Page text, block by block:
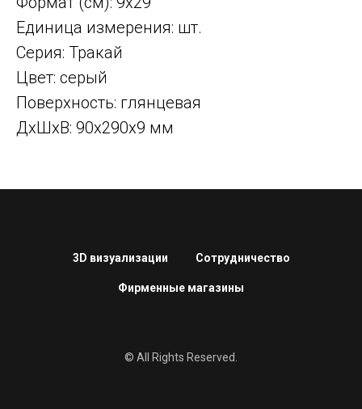
Единица измерения: шт.
Серия: Тракай
Цвет: серый
Поверхность: глянцевая
ДxШxВ: 90x290x9 мм
3D визуализации Сотрудничество
Фирменные магазины
© All Rights Reserved.